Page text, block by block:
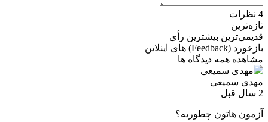
4 نظرات
تازه‌ترین
قدیمی‌ترین بیشترین رأی
بازخورد (Feedback) های اینلاین
مشاهده همه دیدگاه ها
مهدی سمیعی
2 سال قبل
آزمون هاتون چطوریه؟